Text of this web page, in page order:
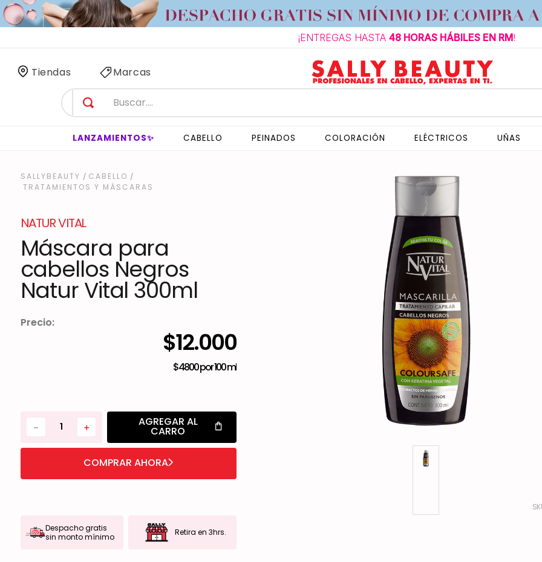
¡ENTREGAS HASTA 48 HORAS HÁBILES EN RM!
Tiendas Marcas
LANZAMIENTOS✨ CABELLO PEINADOS COLORACIÓN ELÉCTRICOS UÑAS
CABELLO
TRATAMIENTOS Y MÁSCARAS
NATUR VITAL
Máscara para
cabellos Negros
Natur Vital 300ml
Precio:
$12.000
$4800por100 ml
＋
－ AGREGAR AL
CARRO
COMPRAR AHORA
Despacho gratis
sin monto mínimo
Retira en 3hrs.